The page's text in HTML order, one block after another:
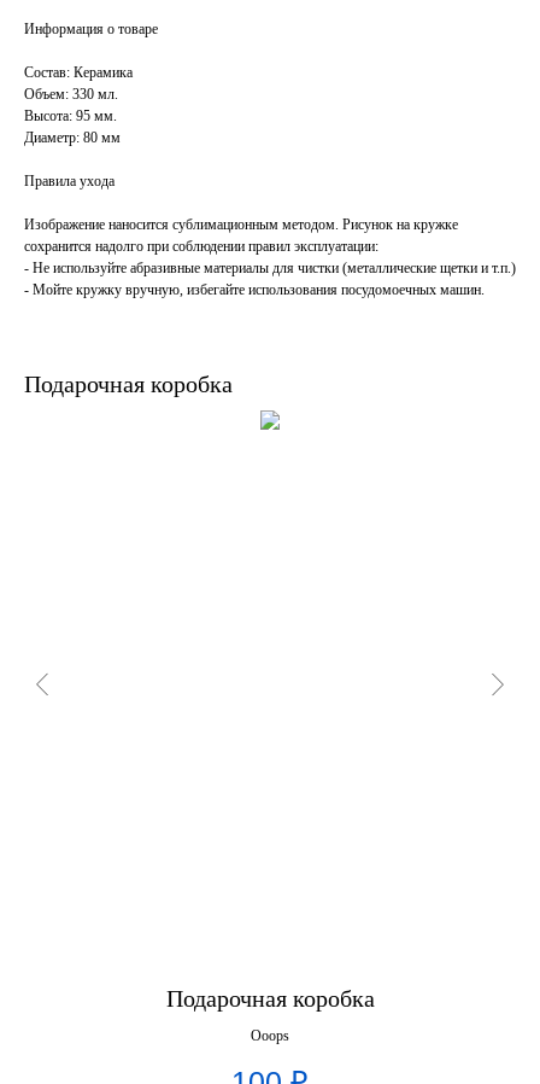
Информация о товаре
Состав: Керамика
Объем: 330 мл.
Высота: 95 мм.
Диаметр: 80 мм
Правила ухода
Изображение наносится сублимационным методом. Рисунок на кружке
сохранится надолго при соблюдении правил эксплуатации:
- Не используйте абразивные материалы для чистки (металлические щетки и т.п.)
- Мойте кружку вручную, избегайте использования посудомоечных машин.
Подарочная коробка
Подарочная коробка
Ooops